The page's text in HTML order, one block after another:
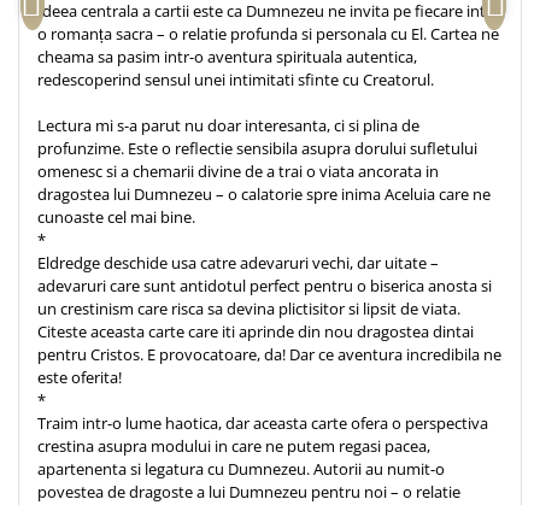
Ideea centrala a cartii este ca Dumnezeu ne invita pe fiecare intr-
o romanța sacra – o relatie profunda si personala cu El. Cartea ne
cheama sa pasim intr-o aventura spirituala autentica,
redescoperind sensul unei intimitati sfinte cu Creatorul.
Lectura mi s-a parut nu doar interesanta, ci si plina de
profunzime. Este o reflectie sensibila asupra dorului sufletului
omenesc si a chemarii divine de a trai o viata ancorata in
dragostea lui Dumnezeu – o calatorie spre inima Aceluia care ne
cunoaste cel mai bine.
*
Eldredge deschide usa catre adevaruri vechi, dar uitate –
adevaruri care sunt antidotul perfect pentru o biserica anosta si
un crestinism care risca sa devina plictisitor si lipsit de viata.
Citeste aceasta carte care iti aprinde din nou dragostea dintai
pentru Cristos. E provocatoare, da! Dar ce aventura incredibila ne
este oferita!
*
Traim intr-o lume haotica, dar aceasta carte ofera o perspectiva
crestina asupra modului in care ne putem regasi pacea,
apartenenta si legatura cu Dumnezeu. Autorii au numit-o
povestea de dragoste a lui Dumnezeu pentru noi – o relatie